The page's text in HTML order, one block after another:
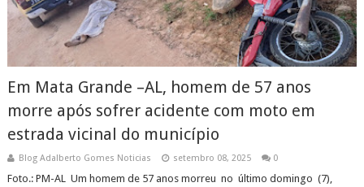
Em Mata Grande –AL, homem de 57 anos
morre após sofrer acidente com moto em
estrada vicinal do município
Blog Adalberto Gomes Noticias setembro 08, 2025 0
Foto.: PM-AL Um homem de 57 anos morreu no último domingo (7),